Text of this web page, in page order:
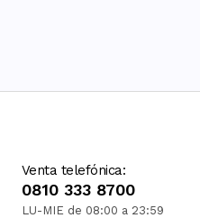
Venta telefónica:
0810 333 8700
LU-MIE de 08:00 a 23:59